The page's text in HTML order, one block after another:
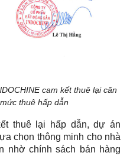
cam kết thuê lại căn
thuê hấp dẫn
thuê lại hấp dẫn, dự án
chọn thông minh cho nhà
nhờ chính sách bán hàng